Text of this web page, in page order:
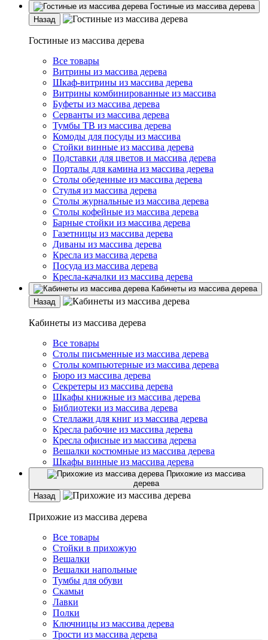
Гостиные из массива дерева
Назад
Гостиные из массива дерева
Все товары
Витрины из массива дерева
Шкаф-витрины из массива дерева
Витрины комбинированные из массива
Буфеты из массива дерева
Серванты из массива дерева
Тумбы ТВ из массива дерева
Комоды для посуды из массива
Стойки винные из массива дерева
Подставки для цветов и массива дерева
Порталы для камина из массива дерева
Столы обеденные из массива дерева
Стулья из массива дерева
Столы журнальные из массива дерева
Столы кофейные из массива дерева
Барные стойки из массива дерева
Газетницы из массива дерева
Диваны из массива дерева
Кресла из массива дерева
Посуда из массива дерева
Кресла-качалки из массива дерева
Кабинеты из массива дерева
Назад
Кабинеты из массива дерева
Все товары
Столы письменные из массива дерева
Столы компьютерные из массива дерева
Бюро из массива дерева
Секретеры из массива дерева
Шкафы книжные из массива дерева
Библиотеки из массива дерева
Стеллажи для книг из массива дерева
Кресла рабочие из массива дерева
Кресла офисные из массива дерева
Вешалки костюмные из массива дерева
Шкафы винные из массива дерева
Прихожие из массива
дерева
Назад
Прихожие из массива дерева
Все товары
Стойки в прихожую
Вешалки
Вешалки напольные
Тумбы для обуви
Скамьи
Лавки
Полки
Ключницы из массива дерева
Трости из массива дерева